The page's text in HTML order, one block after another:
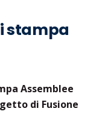
stampa
Assemblee
di Fusione